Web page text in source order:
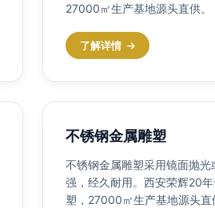
27000㎡生产基地源头直供。
了解详情
不锈钢金属雕塑
不锈钢金属雕塑采用镜面抛
强，经久耐用。西安荣辉20
塑，27000㎡生产基地源头直